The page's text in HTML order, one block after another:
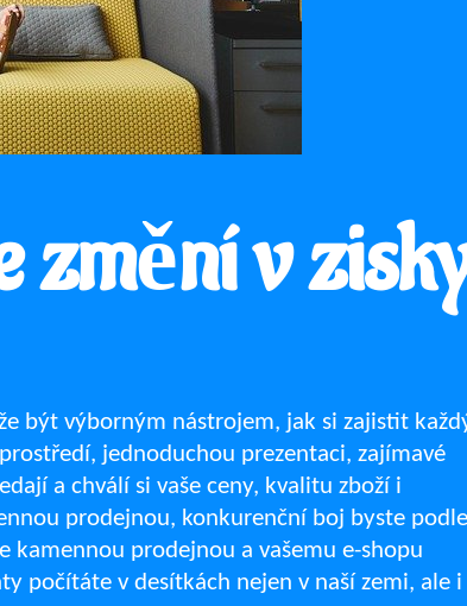
změní v
být výborným nástrojem, jak si zajistit
jednoduchou prezentaci, zajímavé
a chválí si vaše ceny, kvalitu zboží i
prodejnou, konkurenční boj byste podle
kamennou prodejnou a vašemu e-shopu
počítáte v desítkách nejen v naší zemi, ale i